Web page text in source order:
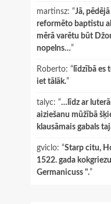
martinsz: “Jā,
reformēto baptistu
mērā varētu būt
nopelns…”
Roberto: “ līdzībā es
iet tālāk.”
talyc: “…līdz ar
aiziešanu mūžībā
klausāmais gabals
gviclo: “Starp citu,
1522. gada
Germanicuss ".”